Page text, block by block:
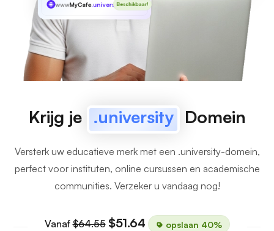
wwwMyCafe.universityBeschikbaar!
Krijg je .university Domein
Versterk uw educatieve merk met een .university-domein,
perfect voor instituten, online cursussen en academische
communities. Verzeker u vandaag nog!
Vanaf$64.55 $51.64 opslaan 40%